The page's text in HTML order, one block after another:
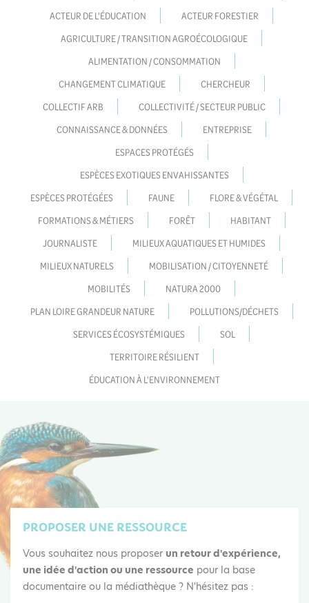
ACTEUR DE L'ÉDUCATION
ACTEUR FORESTIER
AGRICULTURE / TRANSITION AGROÉCOLOGIQUE
ALIMENTATION / CONSOMMATION
CHANGEMENT CLIMATIQUE
CHERCHEUR
COLLECTIF ARB
COLLECTIVITÉ / SECTEUR PUBLIC
CONNAISSANCE & DONNÉES
ENTREPRISE
ESPACES PROTÉGÉS
ESPÈCES EXOTIQUES ENVAHISSANTES
ESPÈCES PROTÉGÉES
FAUNE
FLORE & VÉGÉTAL
FORMATIONS & MÉTIERS
FORÊT
HABITANT
JOURNALISTE
MILIEUX AQUATIQUES ET HUMIDES
MILIEUX NATURELS
MOBILISATION / CITOYENNETÉ
MOBILITÉS
NATURA 2000
PLAN LOIRE GRANDEUR NATURE
POLLUTIONS/DÉCHETS
SERVICES ÉCOSYSTÉMIQUES
SOL
TERRITOIRE RÉSILIENT
ÉDUCATION À L'ENVIRONNEMENT
PROPOSER UNE RESSOURCE
Vous souhaitez nous proposer un retour d'expérience,
une idée d'action ou une ressource pour la base
documentaire ou la médiathèque ? N'hésitez pas :